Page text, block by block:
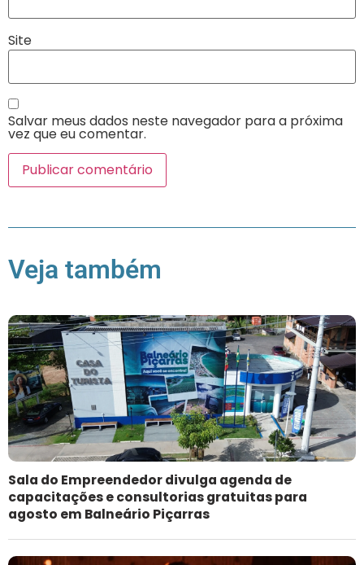
Site
Salvar meus dados neste navegador para a próxima
vez que eu comentar.
Veja também
Sala do Empreendedor divulga agenda de
capacitações e consultorias gratuitas para
agosto em Balneário Piçarras